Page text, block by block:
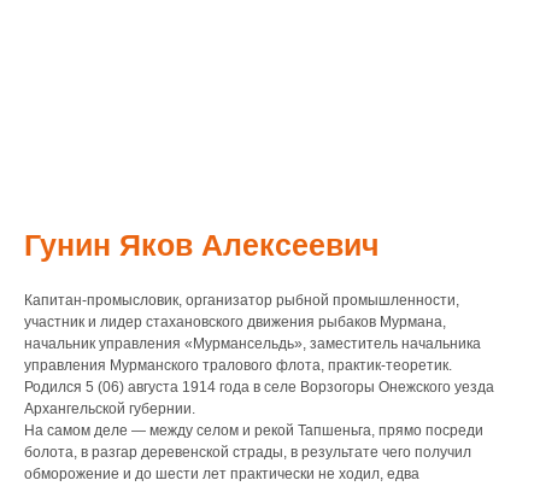
Гунин Яков Алексеевич
Капитан-промысловик, организатор рыбной промышленности,
участник и лидер стахановского движения рыбаков Мурмана,
начальник управления «Мурмансельдь», заместитель начальника
управления Мурманского тралового флота, практик-теоретик.
Родился 5 (06) августа 1914 года в селе Ворзогоры Онежского уезда
Архангельской губернии.
На самом деле — между селом и рекой Тапшеньга, прямо посреди
болота, в разгар деревенской страды, в результате чего получил
обморожение и до шести лет практически не ходил, едва